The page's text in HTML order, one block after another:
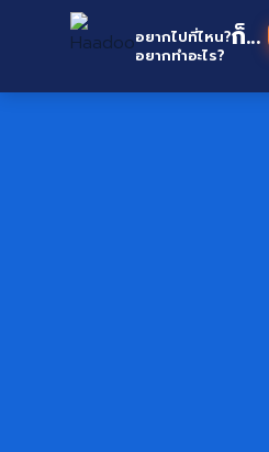
อยากไปที่ไหน?
อยากทำอะไร?
ก็...